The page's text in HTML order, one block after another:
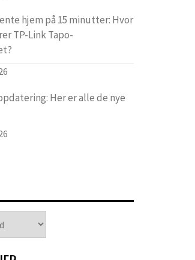
hjem på 15 minutter: Hvor
TP-Link Tapo-
Her er alle de nye